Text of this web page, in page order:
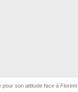
son attitude face à Florent